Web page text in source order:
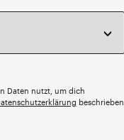
Daten nutzt, um dich
beschrieben